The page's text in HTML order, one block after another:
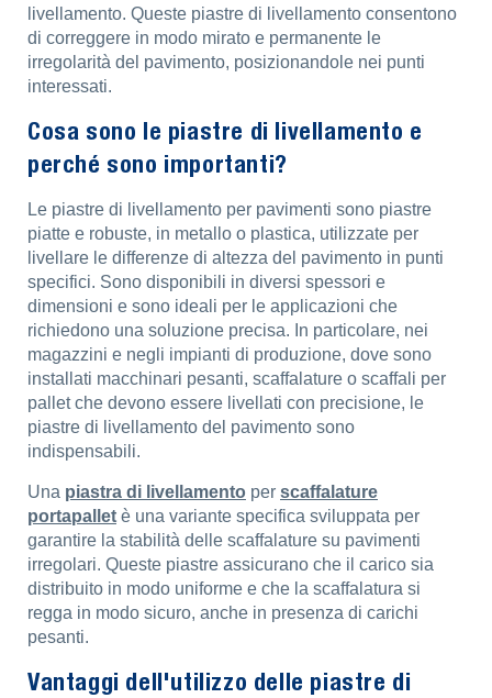
livellamento. Queste piastre di livellamento consentono
di correggere in modo mirato e permanente le
irregolarità del pavimento, posizionandole nei punti
interessati.
Cosa sono le piastre di livellamento e
perché sono importanti?
Le piastre di livellamento per pavimenti sono piastre
piatte e robuste, in metallo o plastica, utilizzate per
livellare le differenze di altezza del pavimento in punti
specifici. Sono disponibili in diversi spessori e
dimensioni e sono ideali per le applicazioni che
richiedono una soluzione precisa. In particolare, nei
magazzini e negli impianti di produzione, dove sono
installati macchinari pesanti, scaffalature o scaffali per
pallet che devono essere livellati con precisione, le
piastre di livellamento del pavimento sono
indispensabili.
Una piastra di livellamento per scaffalature
portapallet è una variante specifica sviluppata per
garantire la stabilità delle scaffalature su pavimenti
irregolari. Queste piastre assicurano che il carico sia
distribuito in modo uniforme e che la scaffalatura si
regga in modo sicuro, anche in presenza di carichi
pesanti.
Vantaggi dell'utilizzo delle piastre di